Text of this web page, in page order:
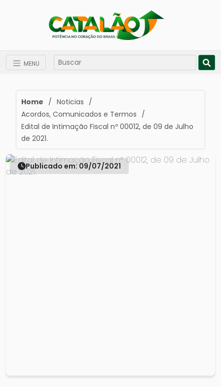
MENU
Home / Noticias /
Acordos, Comunicados e Termos /
Edital de Intimação Fiscal nº 00012, de 09 de Julho
de 2021.
Publicado em: 09/07/2021